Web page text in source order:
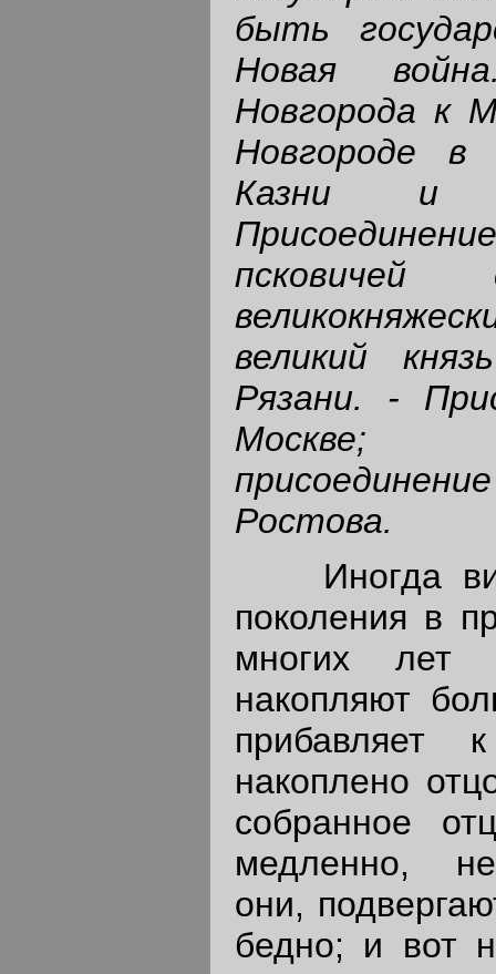
быть
Новая
Новгорода к
Новгороде
Казни и
псковичей
великий
Рязани. -
Москве;
Ростова.
Иногда
поколения в
многих лет
накопляют
накоплено
собранное
медленно,
они,
бедно; и вот